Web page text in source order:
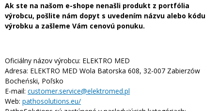
Ak ste na našom e-shope nenašli produkt z portfólia
výrobcu, pošlite nám dopyt s uvedením názvu alebo kódu
výrobku a zašleme Vám cenovú ponuku.
Oficiálny názov výrobcu: ELEKTRO MED
Adresa: ELEKTRO MED Wola Batorska 608, 32-007 Zabierzów
Bocheński, Poľsko
E-mail: customer.service@elektromed.pl
Web: pathosolutions.eu/